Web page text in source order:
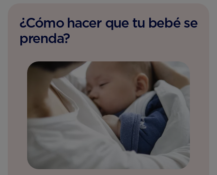
¿Cómo hacer que tu bebé se
prenda?